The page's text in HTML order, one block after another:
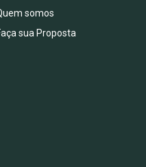
somos
sua Proposta